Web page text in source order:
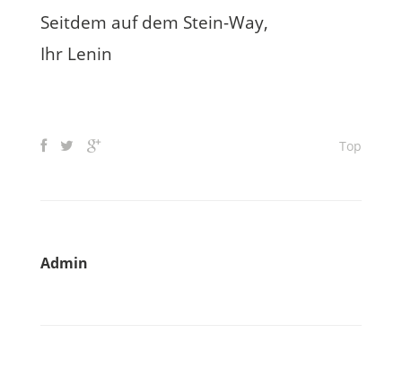
Seitdem auf dem Stein-Way,
Ihr Lenin
Top
Admin